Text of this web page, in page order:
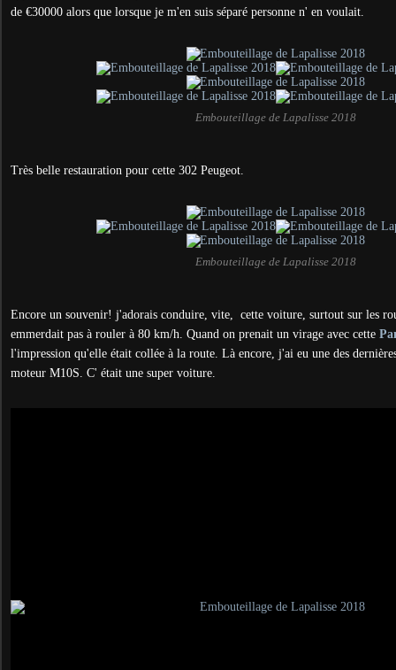
de €30000 alors que lorsque je m'en suis séparé personne n' en voulait.
Embouteillage de Lapalisse 2018
Très belle restauration pour cette 302 Peugeot.
Embouteillage de Lapalisse 2018
Encore un souvenir! j'adorais conduire, vite, cette voiture, surtout sur les
emmerdait pas à rouler à 80 km/h. Quand on prenait un virage avec cette
l'impression qu'elle était collée à la route. Là encore, j'ai eu une des
moteur M10S. C' était une super voiture.